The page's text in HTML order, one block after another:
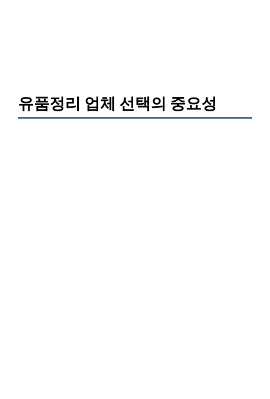
유품정리 업체 선택의 중요성